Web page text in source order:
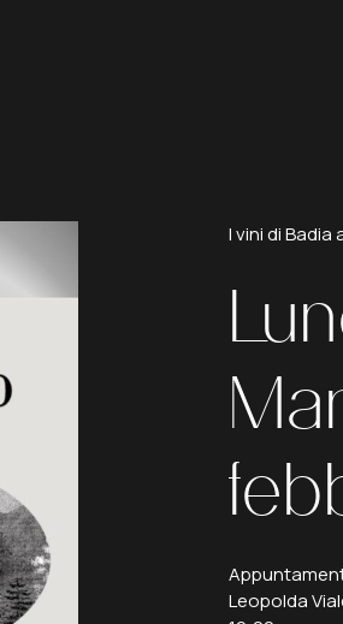
IvinidiBadia
Leopolda